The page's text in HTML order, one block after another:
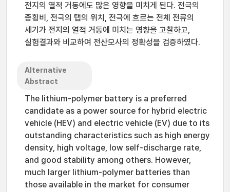
전지의 열적 거동에도 많은 영향을 미치게 된다. 전극의
종횡비, 전극의 탭의 위치, 전극에 흐르는 전체 전류의
세기가 전지의 열적 거동에 미치는 영향을 고찰하고,
실험결과와 비교하여 전산모사의 정확성을 검증하였다.
Alternative
Abstract
The lithium-polymer battery is a preferred
candidate as a power source for hybrid electric
vehicle (HEV) and electric vehicle (EV) due to its
outstanding characteristics such as high energy
density, high voltage, low self-discharge rate,
and good stability among others. However,
much larger lithium-polymer batteries than
those available in the market for consumer